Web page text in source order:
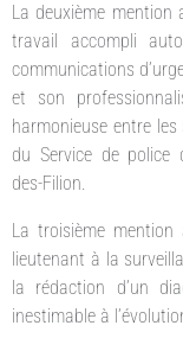
La deuxième
travail accompli
communications
et son
harmonieuse entre
du Service de police
des-Filion.
La troisième
lieutenant à la
la rédaction d’un
inestimable à